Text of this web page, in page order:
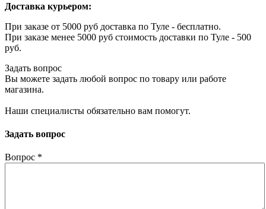
Доставка курьером:
При заказе от 5000 руб доставка по Туле - бесплатно.
При заказе менее 5000 руб стоимость доставки по Туле - 500
руб.
Задать вопрос
Вы можете задать любой вопрос по товару или работе
магазина.
Наши специалисты обязательно вам помогут.
Задать вопрос
Вопрос *